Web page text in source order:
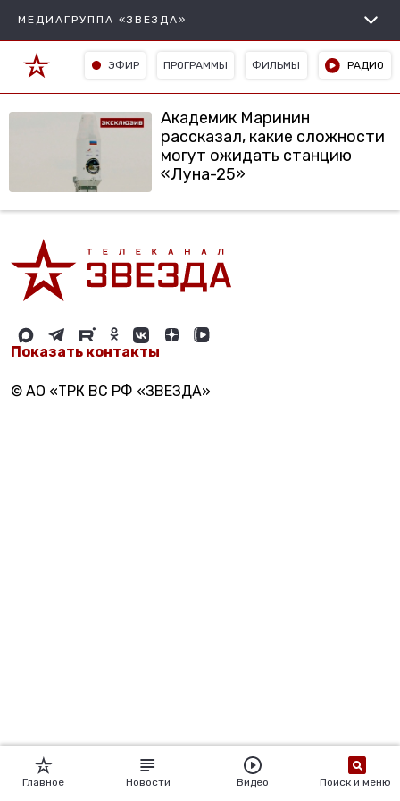
МЕДИАГРУППА «ЗВЕЗДА»
ЭФИР ПРОГРАММЫ ФИЛЬМЫ РАДИО
Академик Маринин
рассказал, какие сложности
могут ожидать станцию
«Луна-25»
Показать контакты
© АО «ТРК ВС РФ «ЗВЕЗДА»
Главное Новости Видео Поиск и меню